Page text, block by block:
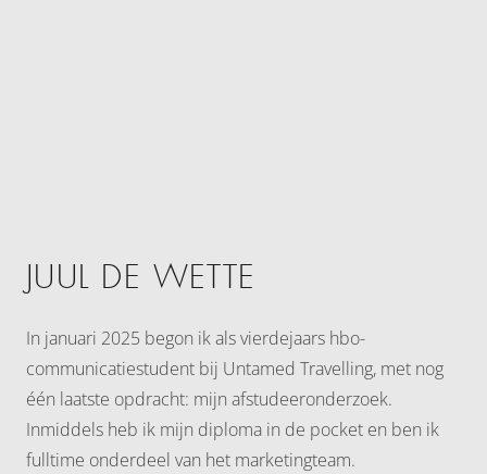
JUUL DE WETTE
In januari 2025 begon ik als vierdejaars hbo-
communicatiestudent bij Untamed Travelling, met nog
één laatste opdracht: mijn afstudeeronderzoek.
Inmiddels heb ik mijn diploma in de pocket en ben ik
fulltime onderdeel van het marketingteam.